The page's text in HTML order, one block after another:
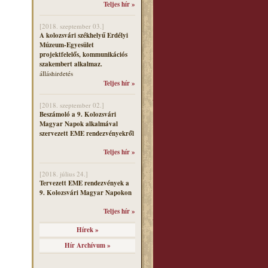
Teljes hír »
[2018. szeptember 03.]
A kolozsvári székhelyű Erdélyi
Múzeum-Egyesület
projektfelelős, kommunikációs
szakembert alkalmaz.
álláshirdetés
Teljes hír »
[2018. szeptember 02.]
Beszámoló a 9. Kolozsvári
Magyar Napok alkalmával
szervezett EME rendezvényekről
Teljes hír »
[2018. július 24.]
Tervezett EME rendezvények a
9. Kolozsvári Magyar Napokon
Teljes hír »
Hírek »
Hír Archívum »